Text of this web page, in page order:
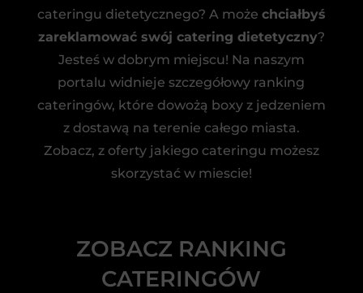
cateringu dietetycznego? A może chciałbyś
zareklamować swój catering dietetyczny?
Jesteś w dobrym miejscu! Na naszym
portalu widnieje szczegółowy ranking
cateringów, które dowożą boxy z jedzeniem
z dostawą na terenie całego miasta.
Zobacz, z oferty jakiego cateringu możesz
skorzystać w miescie!
ZOBACZ RANKING
CATERINGÓW